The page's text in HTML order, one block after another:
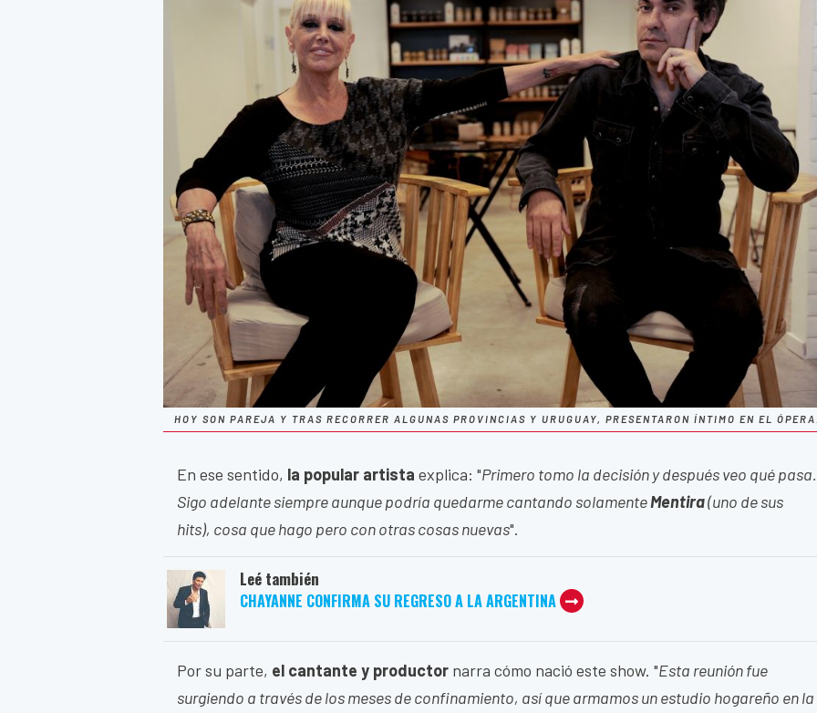
HOY SON PAREJA Y TRAS RECORRER ALGUNAS PROVINCIAS Y URUGUAY, PRESENTARON ÍNTIMO EN EL
En ese sentido, la popular artista explica: "Primero tomo la decisión y después veo qué pasa.
Sigo adelante siempre aunque podría quedarme cantando solamenteMentira(uno de sus
hits), cosa que hago pero con otras cosas nuevas".
Leé también
CHAYANNE CONFIRMA SU REGRESO A LA ARGENTINA
Por su parte, el cantante y productor narra cómo nació este show. "Esta reunión fue
surgiendo a través de los meses de confinamiento, así que armamos un estudio hogareño en la